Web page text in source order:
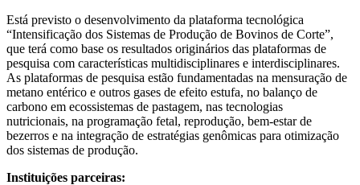
Está previsto o desenvolvimento da plataforma tecnológica
“Intensificação dos Sistemas de Produção de Bovinos de Corte”,
que terá como base os resultados originários das plataformas de
pesquisa com características multidisciplinares e interdisciplinares.
As plataformas de pesquisa estão fundamentadas na mensuração de
metano entérico e outros gases de efeito estufa, no balanço de
carbono em ecossistemas de pastagem, nas tecnologias
nutricionais, na programação fetal, reprodução, bem-estar de
bezerros e na integração de estratégias genômicas para otimização
dos sistemas de produção.
Instituições parceiras: